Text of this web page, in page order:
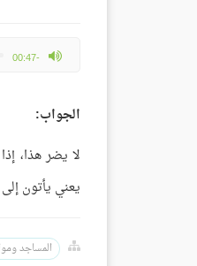
-00:47
الجواب:
لا يضر هذا،
يعني يأتون
المساجد